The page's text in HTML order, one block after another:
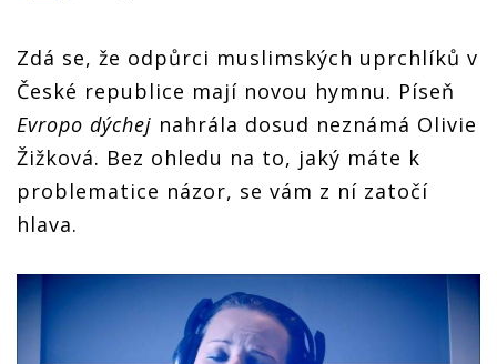
Zdá se, že odpůrci muslimských uprchlíků v
České republice mají novou hymnu. Píseň
Evropo dýchej nahrála dosud neznámá Olivie
Žižková. Bez ohledu na to, jaký máte k
problematice názor, se vám z ní zatočí
hlava.